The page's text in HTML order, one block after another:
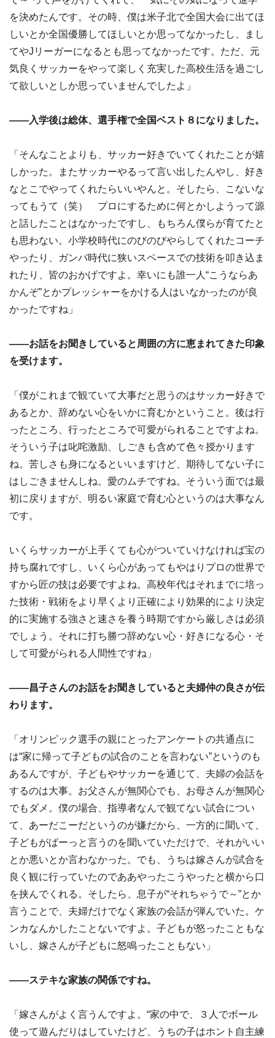
を決めたんです。その時、僕は米子北で全国大会に出てほ
しいとか全国優勝してほしいとか思ってなかったし、まし
てやJリーガーになるとも思ってなかったです。ただ、元
気良くサッカーをやって楽しく充実した高校生活を過ごし
て欲しいとしか思っていませんでしたよ」
――入学後は総体、選手権で全国ベスト８になりました。
「そんなことよりも、サッカー好きでいてくれたことが嬉
しかった。またサッカーやるって言い出したんやし、好き
なとこでやってくれたらいいやんと。そしたら、こないな
ってもうて（笑） プロにするために何とかしようって源
と話したことはなかったですし、もちろん僕らが育てたと
も思わない。小学校時代にのびのびやらしてくれたコーチ
やったり、ガンバ時代に狭いスペースでの技術を叩き込ま
れたり、皆のおかげですよ。幸いにも誰一人“こうならあ
かんぞ”とかプレッシャーをかける人はいなかったのが良
かったですね」
――お話をお聞きしていると周囲の方に恵まれてきた印象
を受けます。
「僕がこれまで観ていて大事だと思うのはサッカー好きで
あるとか、辞めない心をいかに育むかということ。後は行
ったところ、行ったところで可愛がられることですよね。
そういう子は叱咤激励、しごきも含めて色々授かります
ね。苦しさも身になるといいますけど、期待してない子に
はしごきませんしね。愛のムチですね。そういう面では最
初に戻りますが、明るい家庭で育む心というのは大事なん
です。
いくらサッカーが上手くても心がついていけなければ宝の
持ち腐れですし、いくら心があってもやはりプロの世界で
すから匠の技は必要ですよね。高校年代はそれまでに培っ
た技術・戦術をより早くより正確により効果的により決定
的に実施する強さと速さを養う時期ですから厳しさは必須
でしょう。それに打ち勝つ辞めない心・好きになる心・そ
して可愛がられる人間性ですね」
――昌子さんのお話をお聞きしていると夫婦仲の良さが伝
わります。
「オリンピック選手の親にとったアンケートの共通点に
は“家に帰って子どもの試合のことを言わない”というのも
あるんですが、子どもやサッカーを通じて、夫婦の会話を
するのは大事。お父さんが無関心でも、お母さんが無関心
でもダメ。僕の場合、指導者なんで観てない試合につい
て、あーだこーだというのが嫌だから、一方的に聞いて、
子どもがばーっと言うのを聞いていただけで、それがいい
とか悪いとか言わなかった。でも、うちは嫁さんが試合を
良く観に行っていたのでああやったこうやったと横から口
を挟んでくれる。そしたら、息子が“それちゃうで～”とか
言うことで、夫婦だけでなく家族の会話が弾んでいた。ケ
ンカなんかしたことないですよ。子どもが怒ったこともな
いし、嫁さんが子どもに怒鳴ったこともない」
――ステキな家族の関係ですね。
「嫁さんがよく言うんですよ。“家の中で、３人でボール
使って遊んだりはしていたけど、うちの子はホント自主練